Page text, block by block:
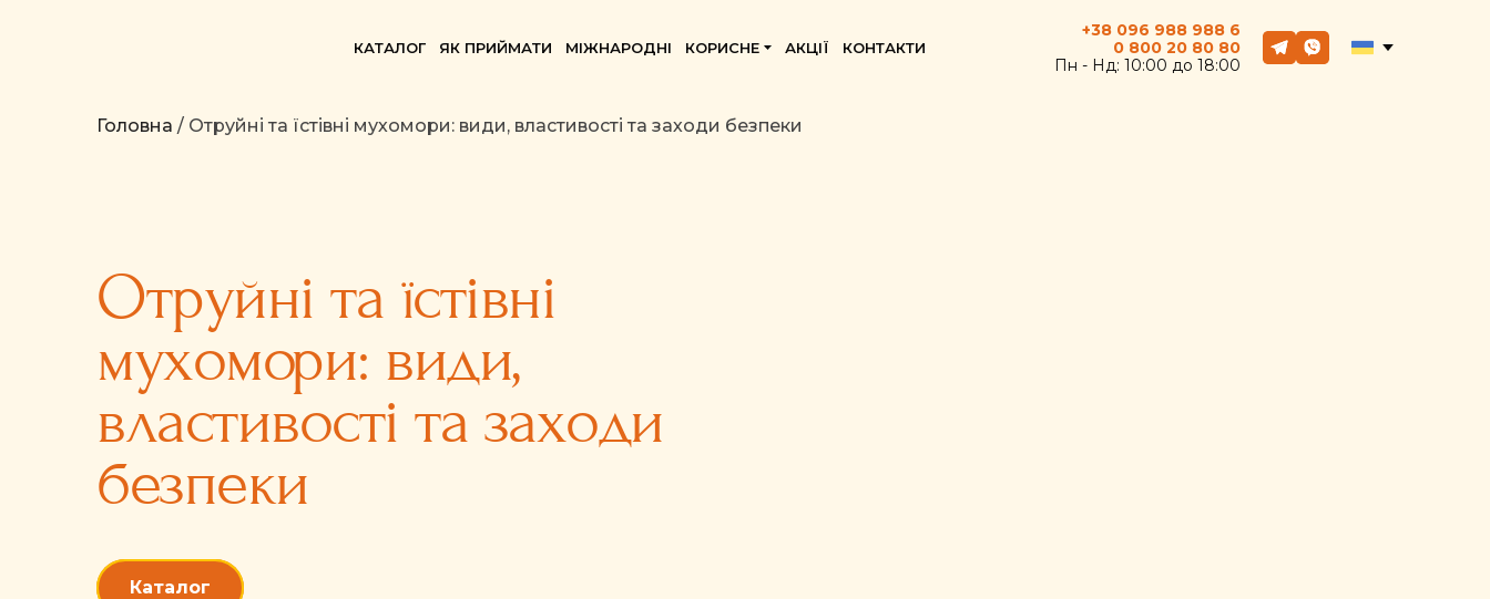
КАТАЛОГ ЯК ПРИЙМАТИ МІЖНАРОДНІ КОРИСНЕ АКЦІЇ КОНТАКТИ
+38 096 988 988 6
0 800 2080 80
Пн - Hд: 10:00 до 18:00
Головна / Отруйні та їстівні мухомори: види, властивості та заходи безпеки
Отруйні та їстівні
мухомори: види,
властивості та заходи
безпеки
Каталог